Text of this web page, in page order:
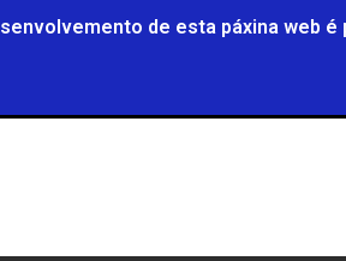
de esta páxina web é